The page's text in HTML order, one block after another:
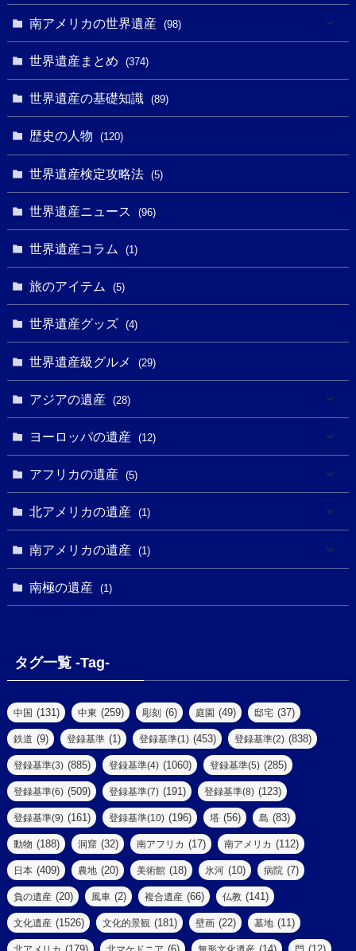
(10)
(10)
(5)
(18)
(3)
(7)
(5)
(39)
(290)
(7)
(6)
(3)
(3)
(1)
(43)
(4)
(2)
(5)
(16)
(62)
(14)
(61)
(9)
(2)
(17)
(8)
(73)
(32)
(13)
(2)
(1)
(5)
(2)
(2)
(8)
(4)
(8)
(2)
(2)
(10)
(1)
(25)
(6)
(1)
(31)
(27)
(10)
(7)
(2)
(47)
南アメリカの世界遺産 (98)
(4)
(9)
(3)
(5)
(19)
(8)
世界遺産まとめ (374)
世界遺産の基礎知識 (89)
歴史の人物 (120)
世界遺産検定攻略法 (5)
世界遺産ニュース (96)
世界遺産コラム (1)
旅のアイテム (5)
世界遺産グッズ (4)
世界遺産級グルメ (29)
アジアの遺産 (28)
(1)
(1)
(18)
(2)
(1)
ヨーロッパの遺産 (12)
(2)
(1)
(1)
(2)
(2)
アフリカの遺産 (5)
(3)
北アメリカの遺産 (1)
(1)
(1)
南アメリカの遺産 (1)
南極の遺産 (1)
タグ一覧 -Tag-
中国 (131) 中東 (259) 彫刻 (6) 庭園 (49) 邸宅 (37)
鉄道 (9) 登録基準 (1) 登録基準(1) (453) 登録基準(2) (838)
登録基準(3) (885) 登録基準(4) (1060) 登録基準(5) (285)
登録基準(6) (509) 登録基準(7) (191) 登録基準(8) (123)
登録基準(9) (161) 登録基準(10) (196) 塔 (56) 島 (83)
動物 (188) 洞窟 (32) 南アフリカ (17) 南アメリカ (112)
日本 (409) 農地 (20) 美術館 (18) 氷河 (10) 病院 (7)
負の遺産 (20) 風車 (2) 複合遺産 (66) 仏教 (141)
文化遺産 (1526) 文化的景観 (181) 壁画 (22) 墓地 (11)